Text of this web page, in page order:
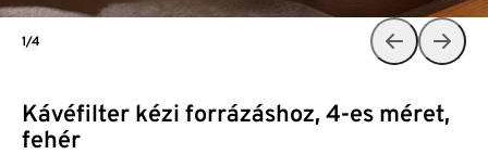
Kávéfilter kézi forrázáshoz, 4-es méret,
fehér
1/4